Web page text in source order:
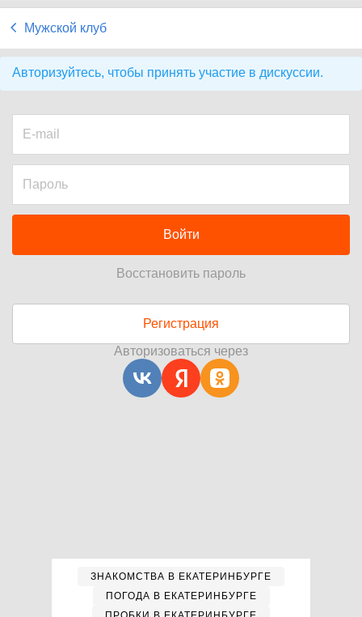
Мужской клуб
Авторизуйтесь, чтобы принять участие в дискуссии.
Войти
Восстановить пароль
Регистрация
Авторизоваться через
ЗНАКОМСТВА В ЕКАТЕРИНБУРГЕ
ПОГОДА В ЕКАТЕРИНБУРГЕ